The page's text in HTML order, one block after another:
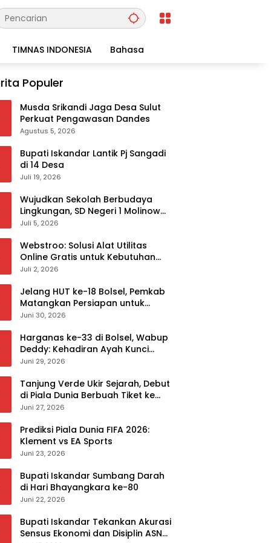
TIMNAS INDONESIA Bahasa
Populer
Musda Srikandi Jaga Desa Sulut
Perkuat Pengawasan Dandes
Agustus 5, 2026
Bupati Iskandar Lantik Pj Sangadi
di 14 Desa
Juli 19, 2026
Wujudkan Sekolah Berbudaya
Lingkungan, SD Negeri 1 Molinow
sukses melaksanakan
dan Publikasi Program Sekolah
Adiwiyata
Juli 5, 2026
Webstroo: Solusi Alat Utilitas
Online Gratis untuk Kebutuhan
Akademis dan Profesional
Juli 2, 2026
Jelang HUT ke-18 Bolsel, Pemkab
Matangkan Persiapan untuk
Sukseskan Rangkaian Peringatan
Juni 30, 2026
Harganas ke-33 di Bolsel, Wabup
Deddy: Kehadiran Ayah Kunci
Mewujudkan Generasi Berkualitas
Juni 29, 2026
Tanjung Verde Ukir Sejarah, Debut
di Piala Dunia Berbuah Tiket ke
Babak 32 Besar
Juni 27, 2026
Prediksi Piala Dunia FIFA 2026:
Klement vs EA Sports
Juni 23, 2026
Bupati Iskandar Sumbang Darah
di Hari Bhayangkara ke-80
Juni 22, 2026
Bupati Iskandar Tekankan Akurasi
Sensus Ekonomi dan Disiplin ASN